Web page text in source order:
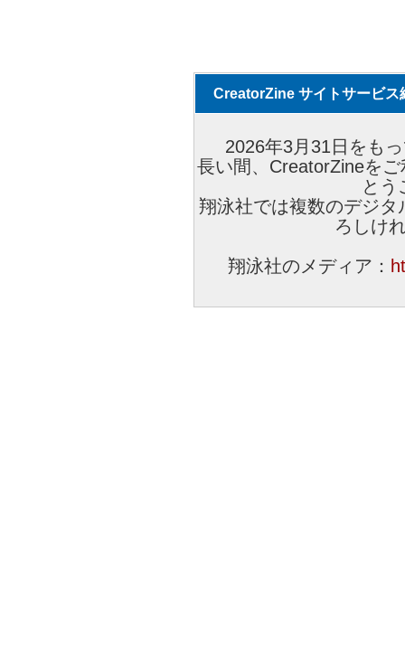
CreatorZine サイトサービス
2026年3月31日をも
長い間、CreatorZineを
とう
翔泳社では複数のデジ
ろしけ
翔泳社のメディア：